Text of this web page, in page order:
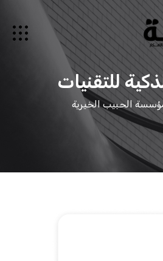
للتقنيات
الحبيب الخيرية